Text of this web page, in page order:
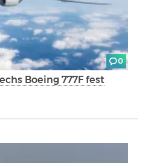
0
Boeing 777F fest